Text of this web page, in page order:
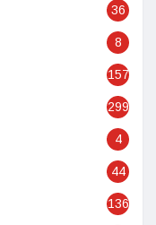
36
8
157
299
4
44
136